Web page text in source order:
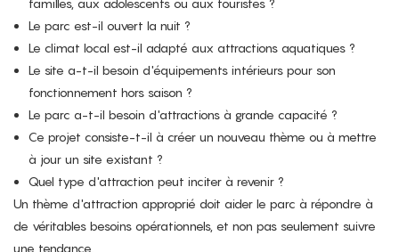
familles, aux adolescents ou aux touristes ?
Le parc est-il ouvert la nuit ?
Le climat local est-il adapté aux attractions aquatiques ?
Le site a-t-il besoin d'équipements intérieurs pour son
fonctionnement hors saison ?
Le parc a-t-il besoin d'attractions à grande capacité ?
Ce projet consiste-t-il à créer un nouveau thème ou à mettre
à jour un site existant ?
Quel type d'attraction peut inciter à revenir ?
Un thème d'attraction approprié doit aider le parc à répondre à
de véritables besoins opérationnels, et non pas seulement suivre
une tendance.